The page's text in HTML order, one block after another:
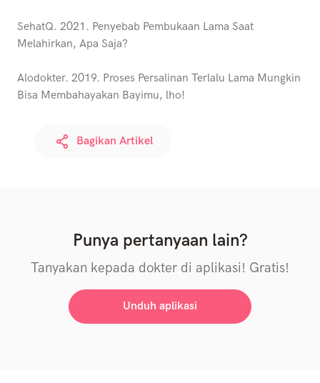
SehatQ. 2021. Penyebab Pembukaan Lama Saat
Melahirkan, Apa Saja?
Alodokter. 2019. Proses Persalinan Terlalu Lama Mungkin
Bisa Membahayakan Bayimu, lho!
Bagikan Artikel
Punya pertanyaan lain?
Tanyakan kepada dokter di aplikasi! Gratis!
Unduh aplikasi